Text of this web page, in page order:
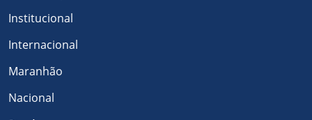
Institucional
Internacional
Maranhão
Nacional